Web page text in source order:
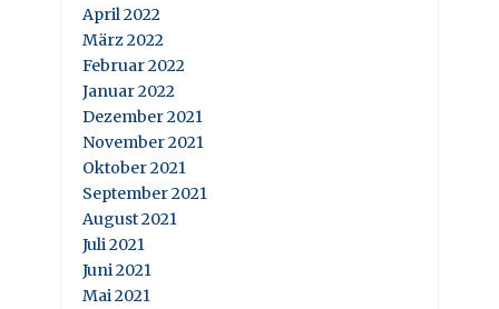
April 2022
März 2022
Februar 2022
Januar 2022
Dezember 2021
November 2021
Oktober 2021
September 2021
August 2021
Juli 2021
Juni 2021
Mai 2021